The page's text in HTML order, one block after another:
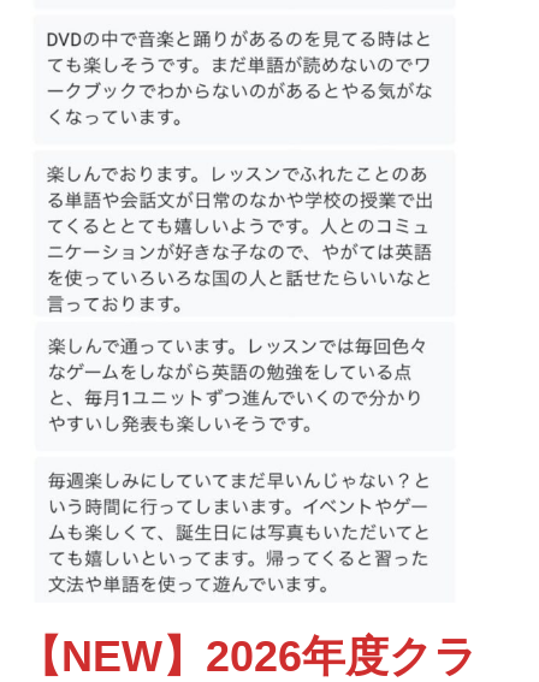
【NEW】 2026年度クラ